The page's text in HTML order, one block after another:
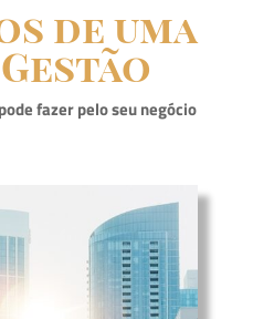
de uma
fazer pelo seu negócio